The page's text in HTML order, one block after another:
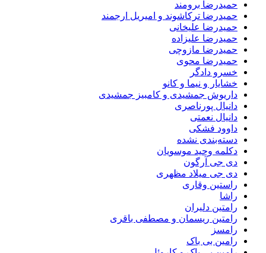
حمیدرضا برومند
حمیدرضا ترکاشوند و امیریل ارجمند
حمیدرضا علیخانی
حمیدرضا علیزاده
حمیدرضا مازوچی
حمیدرضا محوی
خسرو دادگر
خشایار و نیما و کانو
داریوش جمشیدی و کامبیز جمشیدی
دانیال پورناصری
دانیال نعمتی
داوود فشکی
دسته‌بندی نشده
دکلمه وحید موسویان
دی جی آرگون
دی جی میلاد مظهری
راستین وقاری
راشا
رامتین دلیران
رامتین ریسمان و مصطفی باقری
رامسز
رامین بی باک